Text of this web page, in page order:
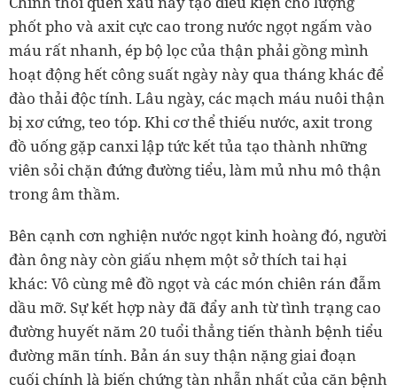
phốt pho và axit cực cao trong nước ngọt ngấm vào
máu rất nhanh, ép bộ lọc của thận phải gồng mình
hoạt động hết công suất ngày này qua tháng khác để
đào thải độc tính. Lâu ngày, các mạch máu nuôi thận
bị xơ cứng, teo tóp. Khi cơ thể thiếu nước, axit trong
đồ uống gặp canxi lập tức kết tủa tạo thành những
viên sỏi chặn đứng đường tiểu, làm mủ nhu mô thận
trong âm thầm.
Bên cạnh cơn nghiện nước ngọt kinh hoàng đó, người
đàn ông này còn giấu nhẹm một sở thích tai hại
khác: Vô cùng mê đồ ngọt và các món chiên rán đẫm
dầu mỡ. Sự kết hợp này đã đẩy anh từ tình trạng cao
đường huyết năm 20 tuổi thẳng tiến thành bệnh tiểu
đường mãn tính. Bản án suy thận nặng giai đoạn
cuối chính là biến chứng tàn nhẫn nhất của căn bệnh